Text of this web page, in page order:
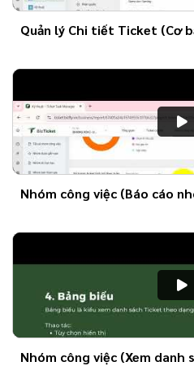
Quản lý Chi tiết Ticket (Cơ
Nhóm công việc (Báo cáo
Nhóm công việc (Xem